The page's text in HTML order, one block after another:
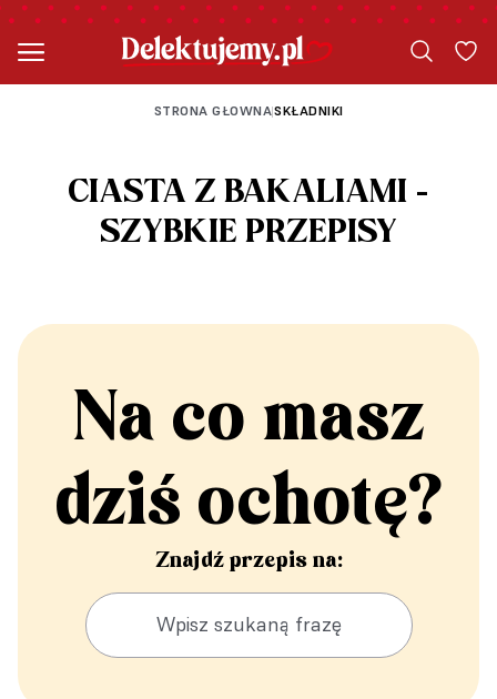
STRONA GŁOWNA|SKŁADNIKI
CIASTA Z BAKALIAMI -
SZYBKIE PRZEPISY
Na co masz
dziś ochotę?
Znajdź przepis na: